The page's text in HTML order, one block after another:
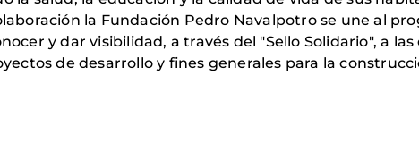
la Fundación Pedro Navalpotro se une al
y dar visibilidad, a través del "Sello Solidario", a
de desarrollo y fines generales para la